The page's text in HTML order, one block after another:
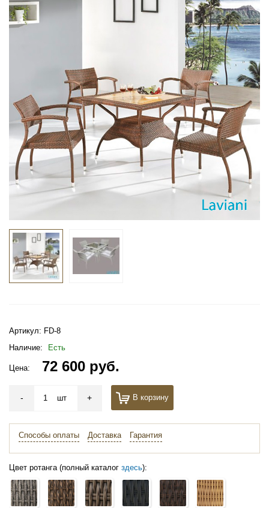
Артикул: FD-8
Наличие:
Есть
Цена: 72 600 руб.
- шт + В корзину
Способы оплаты Доставка Гарантия
Цвет ротанга (полный каталог здесь):